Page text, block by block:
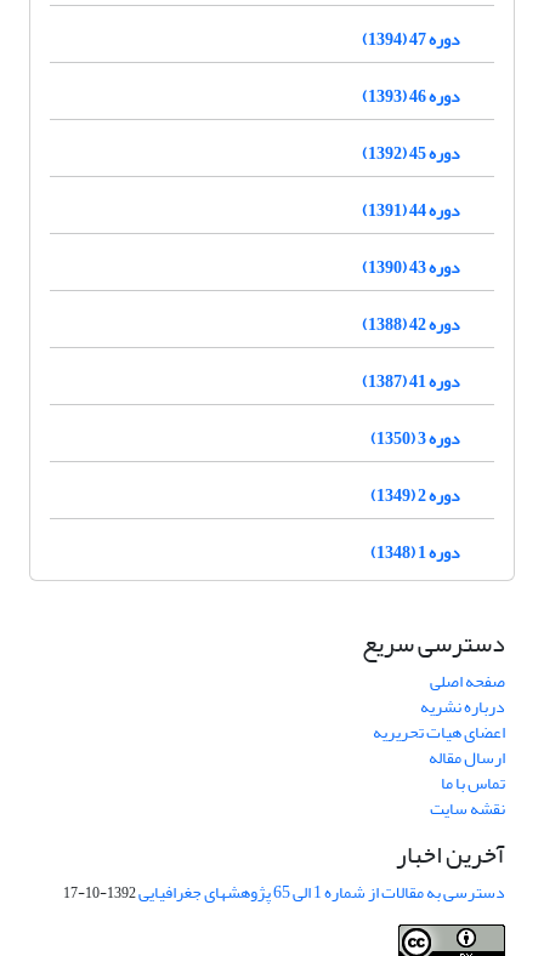
دوره 47 (1394)
دوره 46 (1393)
دوره 45 (1392)
دوره 44 (1391)
دوره 43 (1390)
دوره 42 (1388)
دوره 41 (1387)
دوره 3 (1350)
دوره 2 (1349)
دوره 1 (1348)
دسترسی سریع
صفحه اصلی
درباره نشریه
اعضای هیات تحریریه
ارسال مقاله
تماس با ما
نقشه سایت
آخرین اخبار
دسترسی به مقالات از شماره 1 الی 65 پژوهشهای جغرافیایی 1392-10-17